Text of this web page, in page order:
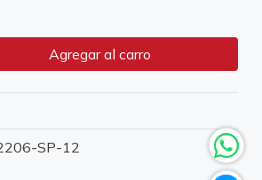
Agregaral carro
SP-12